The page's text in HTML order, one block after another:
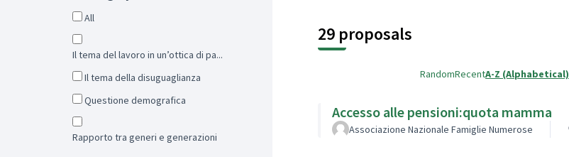
All
Il tema del lavoro in un’ottica di pa...
Il tema della disuguaglianza
Questione demografica
Rapporto tra generi e generazioni
29 proposals
RandomRecentA-Z (Alphabetical)
Accesso alle pensioni:quota mamma
Associazione Nazionale Famiglie Numerose